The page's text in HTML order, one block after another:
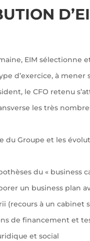
EIM sélectionne
d’exercice, à
le CFO retenu
les très
du Groupe et les
du « business
un business plan
(recours à un cabinet
de financement et
et social